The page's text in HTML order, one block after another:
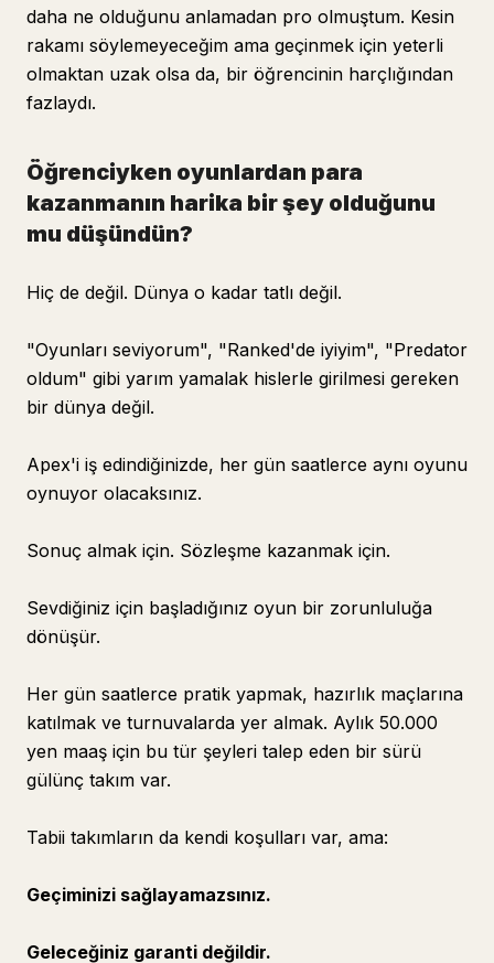
daha ne olduğunu anlamadan pro olmuştum. Kesin
rakamı söylemeyeceğim ama geçinmek için yeterli
olmaktan uzak olsa da, bir öğrencinin harçlığından
fazlaydı.
Öğrenciyken oyunlardan para
kazanmanın harika bir şey olduğunu
mu düşündün?
Hiç de değil. Dünya o kadar tatlı değil.
"Oyunları seviyorum", "Ranked'de iyiyim", "Predator
oldum" gibi yarım yamalak hislerle girilmesi gereken
bir dünya değil.
Apex'i iş edindiğinizde, her gün saatlerce aynı oyunu
oynuyor olacaksınız.
Sonuç almak için. Sözleşme kazanmak için.
Sevdiğiniz için başladığınız oyun bir zorunluluğa
dönüşür.
Her gün saatlerce pratik yapmak, hazırlık maçlarına
katılmak ve turnuvalarda yer almak. Aylık 50.000
yen maaş için bu tür şeyleri talep eden bir sürü
gülünç takım var.
Tabii takımların da kendi koşulları var, ama:
Geçiminizi sağlayamazsınız.
Geleceğiniz garanti değildir.